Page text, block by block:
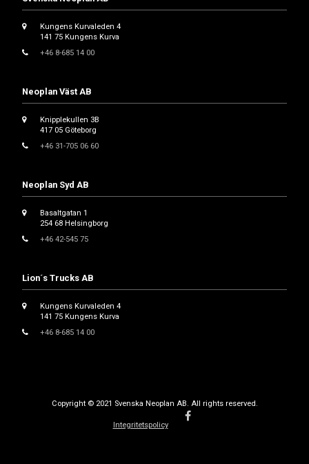
Kungens Kurvaleden 4
141 75 Kungens Kurva
+46 8-685 14 00
Neoplan Väst AB
Knipplekullen 3B
417 05 Göteborg
+46 31-705 06 60
Neoplan Syd AB
Basaltgatan 1
254 68 Helsingborg
+46 42-545 75
Lion´s Trucks AB
Kungens Kurvaleden 4
141 75 Kungens Kurva
+46 8-685 14 00
Copyright © 2021 Svenska Neoplan AB. All rights reserved.
Integritetspolicy